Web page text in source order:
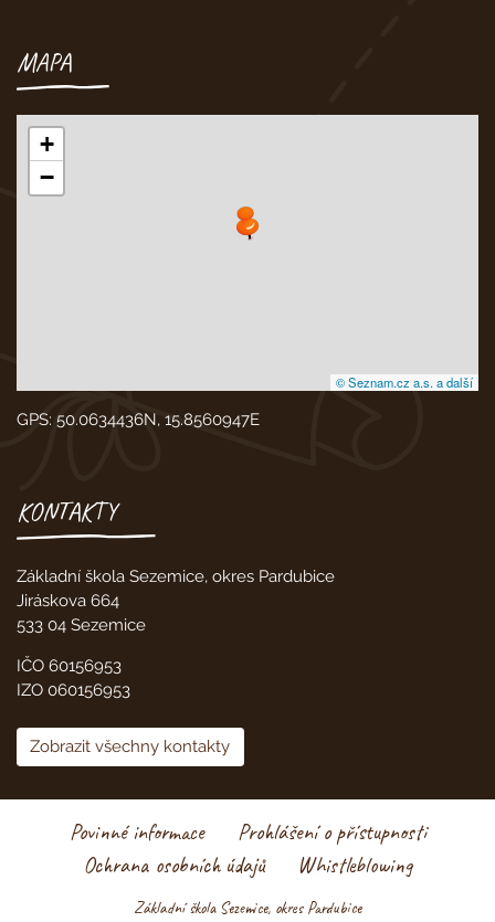
MAPA
+
−
© Seznam.cz a.s. a další
GPS: 50.0634436N, 15.8560947E
KONTAKTY
Základní škola Sezemice, okres Pardubice
Jiráskova 664
533 04 Sezemice
IČO 60156953
IZO 060156953
Zobrazit všechny kontakty
Povinné informace
Prohlášení o přístupnosti
Ochrana osobních údajů
Whistleblowing
Základní škola Sezemice, okres Pardubice